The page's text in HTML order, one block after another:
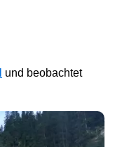
und beobachtet